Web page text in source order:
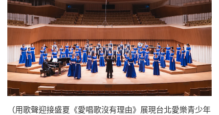
（用歌聲迎接盛夏《愛唱歌沒有理由》展現台北愛樂青少年